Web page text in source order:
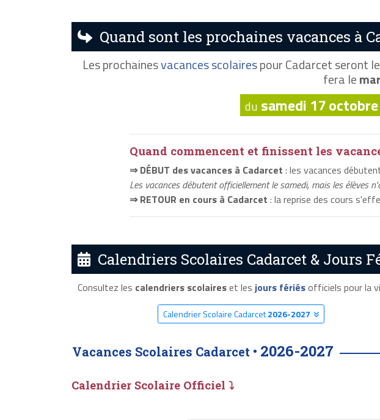
Quand sont les prochaines vacances à
Les prochainesvacances scolairespour Cadarcet seront
fera le
du samedi 17
Quand commencent et finissent les
⇒ DÉBUT des vacances à Cadarcet : les vacances
Les vacances débutent officiellement le samedi, mais les élèves
⇒ RETOUR en cours à Cadarcet : la reprise des cours
Calendriers Scolaires Cadarcet & Jours
Consultez les calendriers scolaireset les jours fériésofficiels pour la
Calendrier Scolaire Cadarcet2026-2027
Vacances Scolaires Cadarcet • 2026-2027
Calendrier Scolaire Officiel ⤵